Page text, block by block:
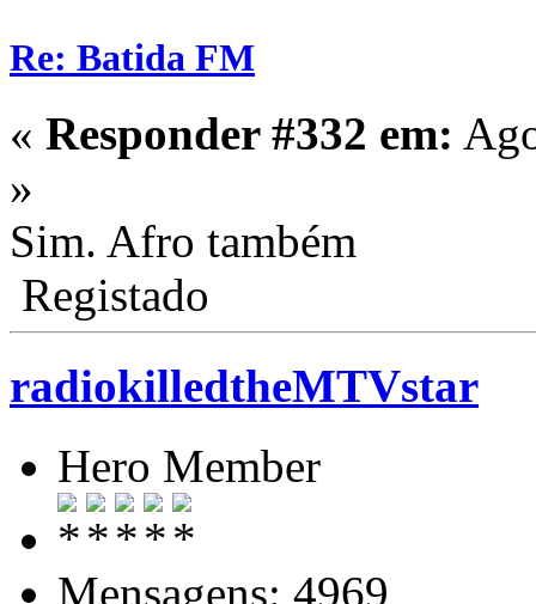
Re: Batida FM
« Responder #332 em:
»
Sim. Afro também
Registado
radiokilledtheMTVstar
Hero Member
Mensagens: 4969